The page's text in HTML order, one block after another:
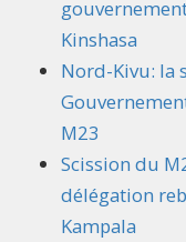
Kinshasa
Nord-Kivu: la
M23
Scission du
délégation
Kampala